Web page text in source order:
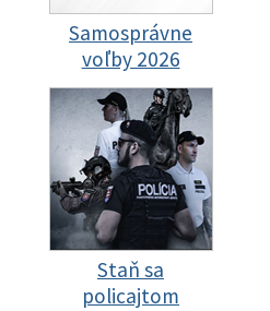
Samosprávne
voľby 2026
Staň sa
policajtom